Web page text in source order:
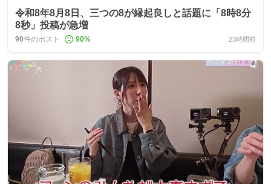
令和8年8月8日、三つの8が縁起良しと話題に「8時8分
8秒」投稿が急増
90件のポスト 90% 23時間前